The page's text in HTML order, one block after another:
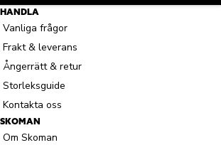
HANDLA
Vanliga frågor
Frakt & leverans
Ångerrätt & retur
Storleksguide
Kontakta oss
SKOMAN
Om Skoman